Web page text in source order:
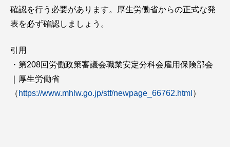
確認を行う必要があります。厚生労働省からの正式な発
表を必ず確認しましょう。
引用
・第208回労働政策審議会職業安定分科会雇用保険部会
｜厚生労働省
（ https://www.mhlw.go.jp/stf/newpage_66762.html ）